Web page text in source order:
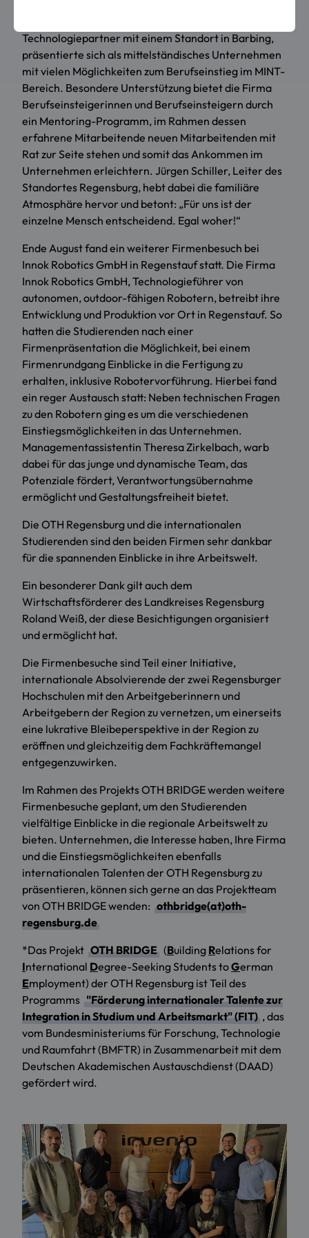
Technologiepartner mit einem Standort in Barbing,
präsentierte sich als mittelständisches Unternehmen
mit vielen Möglichkeiten zum Berufseinstieg im MINT-
Bereich. Besondere Unterstützung bietet die Firma
Berufseinsteigerinnen und Berufseinsteigern durch
ein Mentoring-Programm, im Rahmen dessen
erfahrene Mitarbeitende neuen Mitarbeitenden mit
Rat zur Seite stehen und somit das Ankommen im
Unternehmen erleichtern. Jürgen Schiller, Leiter des
Standortes Regensburg, hebt dabei die familiäre
Atmosphäre hervor und betont: „Für uns ist der
einzelne Mensch entscheidend. Egal woher!“
Ende August fand ein weiterer Firmenbesuch bei
Innok Robotics GmbH in Regenstauf statt. Die Firma
Innok Robotics GmbH, Technologieführer von
autonomen, outdoor-fähigen Robotern, betreibt ihre
Entwicklung und Produktion vor Ort in Regenstauf. So
hatten die Studierenden nach einer
Firmenpräsentation die Möglichkeit, bei einem
Firmenrundgang Einblicke in die Fertigung zu
erhalten, inklusive Robotervorführung. Hierbei fand
ein reger Austausch statt: Neben technischen Fragen
zu den Robotern ging es um die verschiedenen
Einstiegsmöglichkeiten in das Unternehmen.
Managementassistentin Theresa Zirkelbach, warb
dabei für das junge und dynamische Team, das
Potenziale fördert, Verantwortungsübernahme
ermöglicht und Gestaltungsfreiheit bietet.
Die OTH Regensburg und die internationalen
Studierenden sind den beiden Firmen sehr dankbar
für die spannenden Einblicke in ihre Arbeitswelt.
Ein besonderer Dank gilt auch dem
Wirtschaftsförderer des Landkreises Regensburg
Roland Weiß, der diese Besichtigungen organisiert
und ermöglicht hat.
Die Firmenbesuche sind Teil einer Initiative,
internationale Absolvierende der zwei Regensburger
Hochschulen mit den Arbeitgeberinnern und
Arbeitgebern der Region zu vernetzen, um einerseits
eine lukrative Bleibeperspektive in der Region zu
eröffnen und gleichzeitig dem Fachkräftemangel
entgegenzuwirken.
Im Rahmen des Projekts OTH BRIDGE werden weitere
Firmenbesuche geplant, um den Studierenden
vielfältige Einblicke in die regionale Arbeitswelt zu
bieten. Unternehmen, die Interesse haben, Ihre Firma
und die Einstiegsmöglichkeiten ebenfalls
internationalen Talenten der OTH Regensburg zu
präsentieren, können sich gerne an das Projektteam
von OTH BRIDGE wenden: othbridge(at)oth-
regensburg.de
*Das Projekt OTH BRIDGE (Building Relations for
International Degree-Seeking Students toGerman
Employment) der OTH Regensburg ist Teil des
Programms "Förderung internationaler Talente zur
Integration in Studium und Arbeitsmarkt" (FIT) , das
vom Bundesministeriums für Forschung, Technologie
und Raumfahrt (BMFTR) in Zusammenarbeit mit dem
Deutschen Akademischen Austauschdienst (DAAD)
gefördert wird.